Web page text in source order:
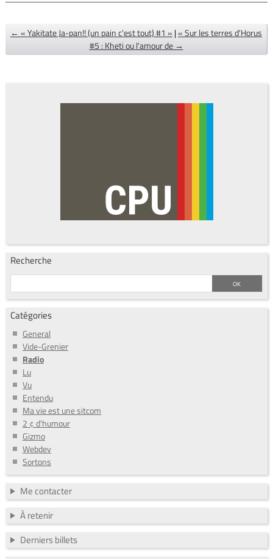
← « Yakitate Ja-pan!! (un pain c'est tout) #1 » |« Sur les terres d'Horus
#5 : Kheti ou l'amour de →
Recherche
Catégories
General
Vide-Grenier
Radio
Lu
Vu
Entendu
Ma vie est une sitcom
2 ¢ d'humour
Gizmo
Webdev
Sortons
Me contacter
À retenir
Derniers billets